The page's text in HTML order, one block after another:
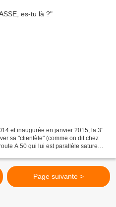
et inaugurée en janvier 2015, la 3°
sa "clientèle" (comme on dit chez
A 50 qui lui est parallèle sature
Page suivante >